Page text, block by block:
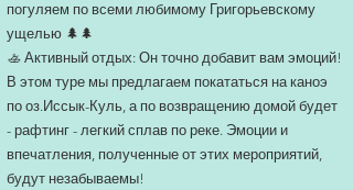
погуляем по всеми любимому Григорьевскому
ущелью 🌲🌲
🚣 Активный отдых: Он точно добавит вам эмоций!
В этом туре мы предлагаем покататься на каноэ
по оз.Иссык-Куль, а по возвращению домой будет
- рафтинг - легкий сплав по реке. Эмоции и
впечатления, полученные от этих мероприятий,
будут незабываемы!